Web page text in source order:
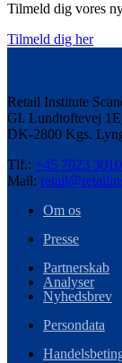
Tilmeld dig vores
Tilmeld dig her
Retail Institute
Gl. Lundtoftevej
DK-2800 Kgs.
Tlf.: +45 7023 3010
Mail:
Om os
Presse
Partnerskab
Analyser
Nyhedsbrev
Persondata